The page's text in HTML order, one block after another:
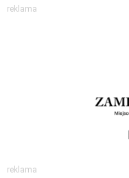
reklama
reklama